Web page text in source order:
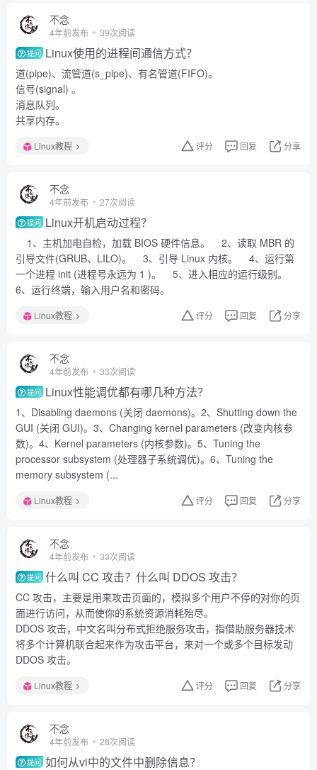
不念
4年前发布 39次阅读
提问 Linux使用的进程间通信方式？
道(pipe)、流管道(s_pipe)、有名管道(FIFO)。
信号(signal) 。
消息队列。
共享内存。
Linux教程 评分 回复 分享
不念
4年前发布 27次阅读
提问 Linux开机启动过程？
1、主机加电自检，加载 BIOS 硬件信息。 2、读取 MBR 的
引导文件(GRUB、LILO)。 3、引导 Linux 内核。 4、运行第
一个进程 init (进程号永远为 1 )。 5、进入相应的运行级别。
6、运行终端，输入用户名和密码。
Linux教程 评分 回复 分享
不念
4年前发布 33次阅读
提问 Linux性能调优都有哪几种方法？
1、Disabling daemons (关闭 daemons)。2、Shutting down the
GUI (关闭 GUI)。3、Changing kernel parameters (改变内核参
数)。4、Kernel parameters (内核参数)。5、Tuning the
processor subsystem (处理器子系统调优)。6、Tuning the
memory subsystem (...
Linux教程 评分 回复 分享
不念
4年前发布 33次阅读
提问 什么叫 CC 攻击？什么叫 DDOS 攻击？
CC 攻击，主要是用来攻击页面的，模拟多个用户不停的对你的页
面进行访问，从而使你的系统资源消耗殆尽。
DDOS 攻击，中文名叫分布式拒绝服务攻击，指借助服务器技术
将多个计算机联合起来作为攻击平台，来对一个或多个目标发动
DDOS 攻击。
Linux教程 评分 回复 分享
不念
4年前发布 28次阅读
提问 如何从vi中的文件中删除信息？